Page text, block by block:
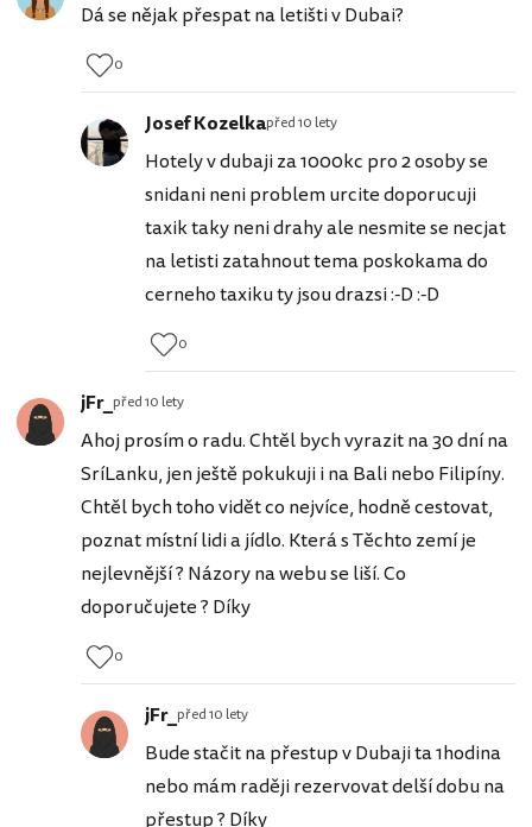
Dá se nějak přespat na letišti v Dubai?
0
Josef Kozelkapřed 10 lety
Hotely v dubaji za 1000kc pro 2 osoby se
snidani neni problem urcite doporucuji
taxik taky neni drahy ale nesmite se necjat
na letisti zatahnout tema poskokama do
cerneho taxiku ty jsou drazsi :-D :-D
0
jFr_ před 10 lety
Ahoj prosím o radu. Chtěl bych vyrazit na 30 dní na
SríLanku, jen ještě pokukuji i na Bali nebo Filipíny.
Chtěl bych toho vidět co nejvíce, hodně cestovat,
poznat místní lidi a jídlo. Která s Těchto zemí je
nejlevnější ? Názory na webu se liší. Co
doporučujete ? Díky
0
jFr_ před 10 lety
Bude stačit na přestup v Dubaji ta 1hodina
nebo mám raději rezervovat delší dobu na
přestup ? Díky